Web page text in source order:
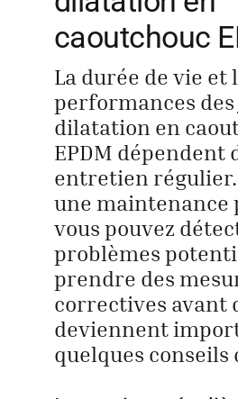
caoutchouc
La durée de vie et
performances
dilatation en
EPDM dépendent
entretien régulier.
une maintenance
vous pouvez
problèmes
prendre des
correctives avant
deviennent
quelques